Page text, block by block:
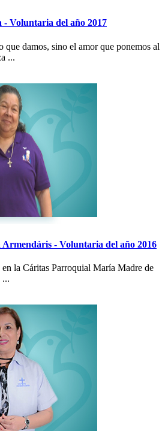
- Voluntaria del año 2017
que damos, sino el amor que ponemos al
...
- Voluntaria del año 2016
la Cáritas Parroquial María Madre de
...